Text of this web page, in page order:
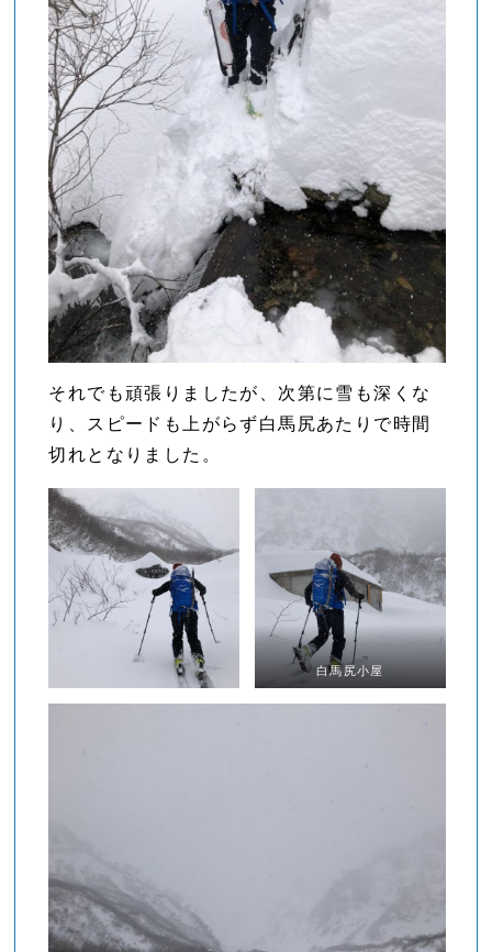
それでも頑張りましたが、次第に雪も深くな
り、スピードも上がらず白馬尻あたりで時間
切れとなりました。
白馬尻小屋